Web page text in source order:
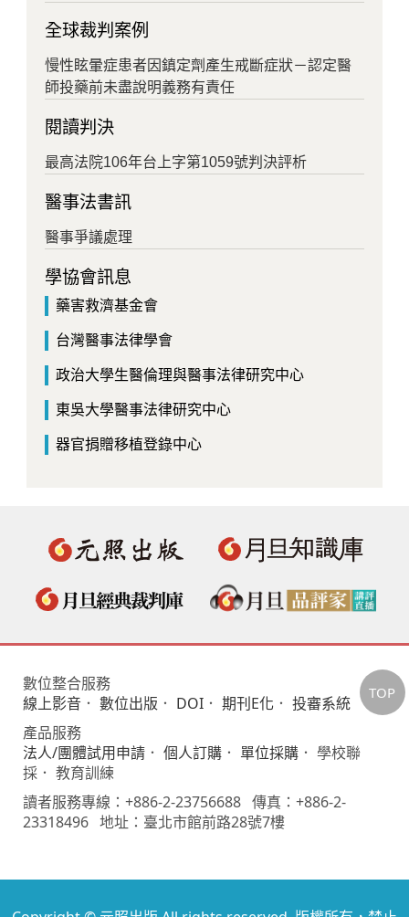
全球裁判案例
慢性眩暈症患者因鎮定劑產生戒斷症狀－認定醫
師投藥前未盡說明義務有責任
閱讀判決
最高法院106年台上字第1059號判決評析
醫事法書訊
醫事爭議處理
學協會訊息
藥害救濟基金會
台灣醫事法律學會
政治大學生醫倫理與醫事法律研究中心
東吳大學醫事法律研究中心
器官捐贈移植登錄中心
數位整合服務
線上影音 ． 數位出版 ． DOI ． 期刊E化 ． 投審系統
產品服務
法人/團體試用申請 ． 個人訂購 ． 單位採購 ． 學校聯
採． 教育訓練
讀者服務專線：+886-2-23756688 傳真：+886-2-
23318496 地址：臺北市館前路28號7樓
TOP